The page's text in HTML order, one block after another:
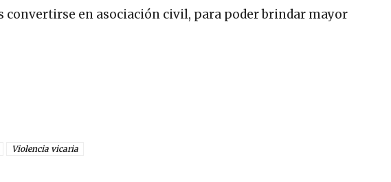
convertirse en asociación civil, para poder brindar mayor
Violencia vicaria